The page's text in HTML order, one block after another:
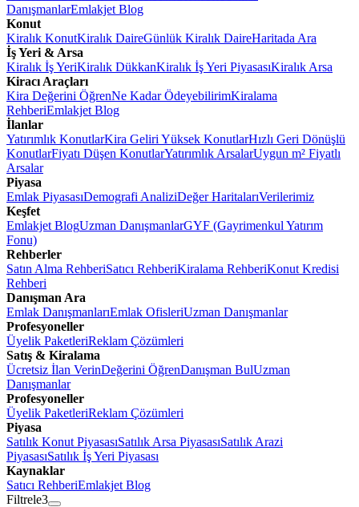
DanışmanlarEmlakjet Blog
Konut
Kiralık KonutKiralık DaireGünlük Kiralık DaireHaritada Ara
İş Yeri & Arsa
Kiralık İş YeriKiralık DükkanKiralık İş Yeri PiyasasıKiralık Arsa
Kiracı Araçları
Kira Değerini ÖğrenNe Kadar ÖdeyebilirimKiralama
RehberiEmlakjet Blog
İlanlar
Yatırımlık KonutlarKira Geliri Yüksek KonutlarHızlı Geri Dönüşlü
KonutlarFiyatı Düşen KonutlarYatırımlık ArsalarUygun m² Fiyatlı
Arsalar
Piyasa
Emlak PiyasasıDemografi AnaliziDeğer HaritalarıVerilerimiz
Keşfet
Emlakjet BlogUzman DanışmanlarGYF (Gayrimenkul Yatırım
Fonu)
Rehberler
Satın Alma RehberiSatıcı RehberiKiralama RehberiKonut Kredisi
Rehberi
Danışman Ara
Emlak DanışmanlarıEmlak OfisleriUzman Danışmanlar
Profesyoneller
Üyelik PaketleriReklam Çözümleri
Satış & Kiralama
Ücretsiz İlan VerinDeğerini ÖğrenDanışman BulUzman
Danışmanlar
Profesyoneller
Üyelik PaketleriReklam Çözümleri
Piyasa
Satılık Konut PiyasasıSatılık Arsa PiyasasıSatılık Arazi
PiyasasıSatılık İş Yeri Piyasası
Kaynaklar
Satıcı RehberiEmlakjet Blog
Filtrele3